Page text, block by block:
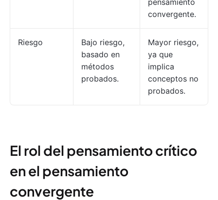
pensamiento
convergente.
Riesgo
Bajo riesgo,
basado en
métodos
probados.
Mayor riesgo,
ya que
implica
conceptos no
probados.
El rol del pensamiento crítico
en el pensamiento
convergente